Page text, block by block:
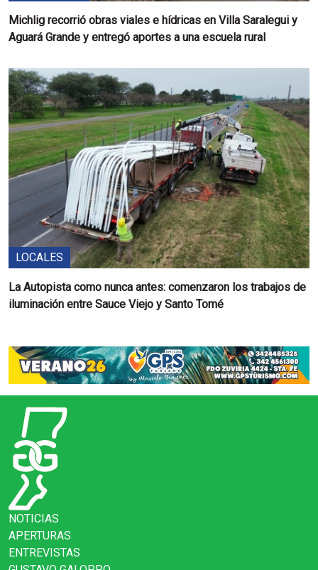
Michlig recorrió obras viales e hídricas en Villa Saralegui y
Aguará Grande y entregó aportes a una escuela rural
LOCALES
La Autopista como nunca antes: comenzaron los trabajos de
iluminación entre Sauce Viejo y Santo Tomé
NOTICIAS
APERTURAS
ENTREVISTAS